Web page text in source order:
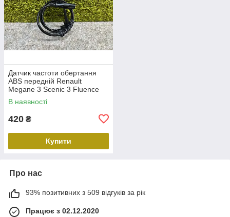
Датчик частоти обертання
ABS передній Renault
Megane 3 Scenic 3 Fluence
Duster Передній лівий правий
датчик ABS Рено 479109155R
В наявності
420 ₴
Купити
Про нас
93% позитивних з 509 відгуків за рік
Працює з 02.12.2020